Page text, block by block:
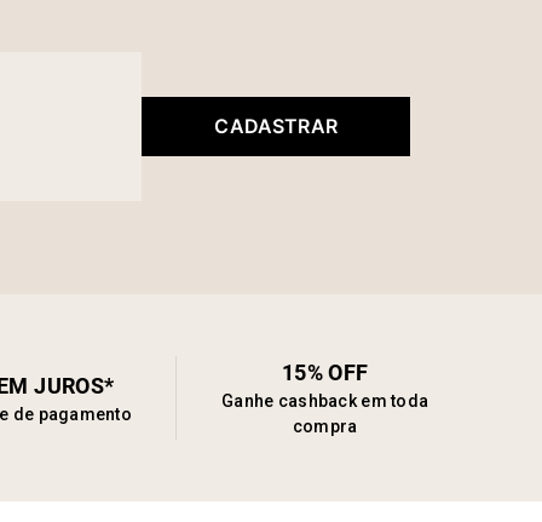
CADASTRAR
JUROS*
de pagamento
15% OFF
Ganhe cashback em toda
compra